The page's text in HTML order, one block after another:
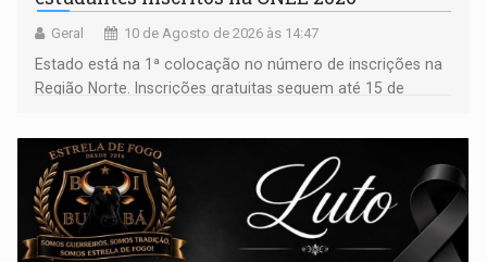
Geral 10 de Agosto de 2026 às 14:47
Estado está na 1ª colocação no número de inscrições na
Região Norte. Inscrições gratuitas seguem até 15 de